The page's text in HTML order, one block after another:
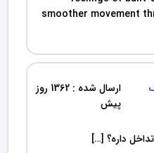
smoother movement
ارسال شده : 1362 روز
پیش
داره؟ […]